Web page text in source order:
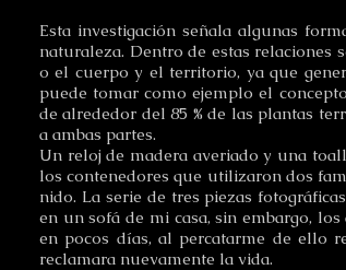
Esta investigación señala algunas
naturaleza. Dentro de estas relaciones
o el cuerpo y el territorio, ya que
puede tomar como ejemplo el
de alrededor del 85 % de las plantas
a ambas partes.
Un reloj de madera averiado y una
los contenedores que utilizaron dos
nido. La serie de tres piezas
en un sofá de mi casa, sin embargo,
en pocos días, al percatarme de ello
reclamara nuevamente la vida.